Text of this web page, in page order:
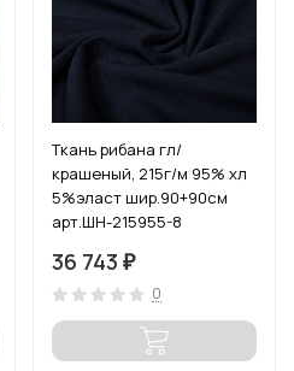
Ткань рибана гл/
крашеный, 215г/м 95% хл
5%эласт шир.90+90см
арт.ШН-215955-8
36 743 ₽
0